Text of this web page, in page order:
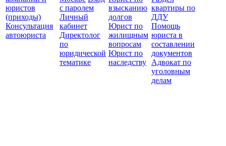
юристов
(приходы)
Консультация
автоюриста
с паролем
Личный
кабинет
Директолог
по
юридической
тематике
взысканию
долгов
Юрист по
жилищным
вопросам
Юрист по
наследству
квартиры по
ДДУ
Помощь
юриста в
составлении
документов
Адвокат по
уголовным
делам